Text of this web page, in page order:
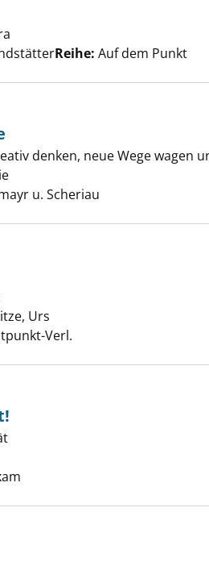
anzeigen
Reihe: Auf dem Punkt
anzeigen
denken, neue Wege wagen
u. Scheriau
anzeigen
Urs
Verl.
nicht! anzeigen